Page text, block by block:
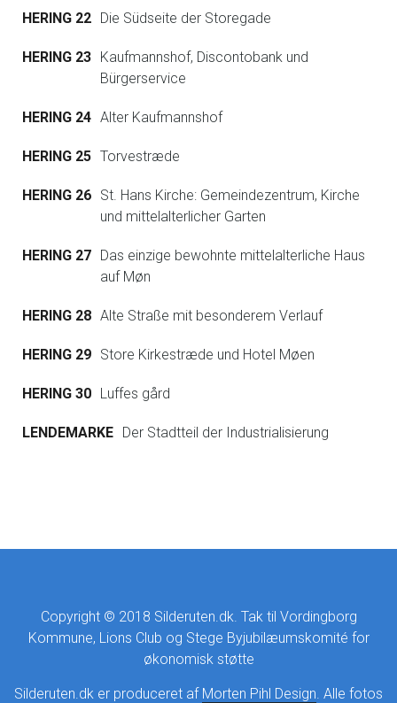
HERING 22 Die Südseite der Storegade
HERING 23 Kaufmannshof, Discontobank und
Bürgerservice
HERING 24 Alter Kaufmannshof
HERING 25 Torvestræde
HERING 26 St. Hans Kirche: Gemeindezentrum, Kirche
und mittelalterlicher Garten
HERING 27 Das einzige bewohnte mittelalterliche Haus
auf Møn
HERING 28 Alte Straße mit besonderem Verlauf
HERING 29 Store Kirkestræde und Hotel Møen
HERING 30 Luffes gård
LENDEMARKE Der Stadtteil der Industrialisierung
Copyright © 2018 Silderuten.dk. Tak til Vordingborg
Kommune, Lions Club og Stege Byjubilæumskomité for
økonomisk støtte
Silderuten.dk er produceret af Morten Pihl Design. Alle fotos